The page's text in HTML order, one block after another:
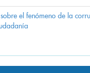
el fenómeno de la